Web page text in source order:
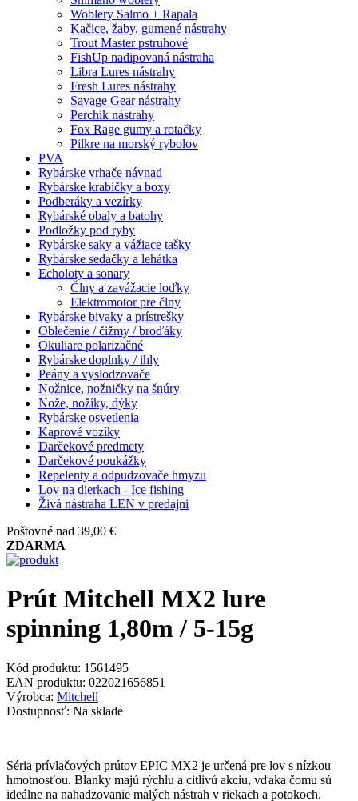
Woblery Salmo + Rapala
Kačice, žaby, gumené nástrahy
Trout Master pstruhové
FishUp nadipovaná nástraha
Libra Lures nástrahy
Fresh Lures nástrahy
Savage Gear nástrahy
Perchik nástrahy
Fox Rage gumy a rotačky
Pilkre na morský rybolov
PVA
Rybárske vrhače návnad
Rybárske krabičky a boxy
Podberáky a vezírky
Rybárské obaly a batohy
Podložky pod ryby
Rybárske saky a vážiace tašky
Rybárske sedačky a lehátka
Echoloty a sonary
Člny a zavážacie loďky
Elektromotor pre člny
Rybárske bivaky a prístrešky
Oblečenie / čižmy / broďáky
Okuliare polarizačné
Rybárske doplnky / ihly
Peány a vyslodzovače
Nožnice, nožničky na šnúry
Nože, nožíky, dýky
Rybárske osvetlenia
Kaprové vozíky
Darčekové predmety
Darčekové poukážky
Repelenty a odpudzovače hmyzu
Lov na dierkach - Ice fishing
Živá nástraha LEN v predajni
Poštovné nad 39,00 €
ZDARMA
Prút Mitchell MX2 lure
spinning 1,80m / 5-15g
Kód produktu: 1561495
EAN produktu: 022021656851
Výrobca: Mitchell
Dostupnosť: Na sklade
Séria prívlačových prútov EPIC MX2 je určená pre lov s nízkou
hmotnosťou. Blanky majú rýchlu a citlivú akciu, vďaka čomu sú
ideálne na nahadzovanie malých nástrah v riekach a potokoch.